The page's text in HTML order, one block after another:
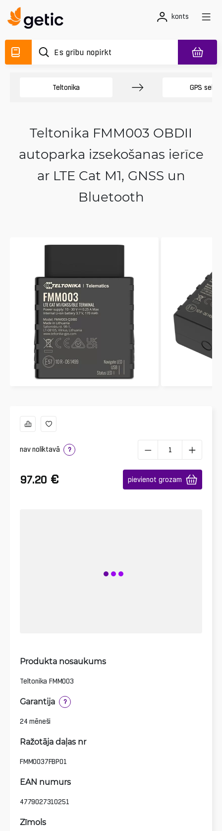
konts
Teltonika GPS
Teltonika FMM003 OBDII
autoparka izsekošanas ierīce
ar LTE Cat M1, GNSS un
Bluetooth
nav noliktavā ?
97.20 € pievienot grozam
Produkta nosaukums
Teltonika FMM003
Garantija ?
24 mēneši
Ražotāja daļas nr
FMM0037FBP01
EAN numurs
4779027310251
Zīmols